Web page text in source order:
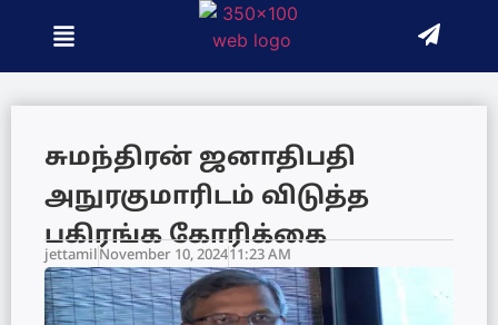
சுமந்திரன் ஜனாதிபதி
அநுரகுமாரிடம் விடுத்த
பகிரங்க கோரிக்கை
jettamilNovember 10, 202411:23 AM